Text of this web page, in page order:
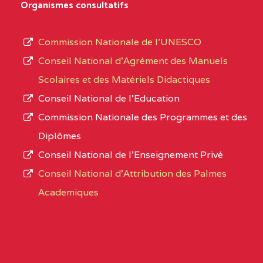
BAPTIST COMPREHENSIVE COLLEGE (
BAMENDA(1)
NORD-
OUEST
BAPTIST
COMPREHENSIVE
BAMENDA
BAPTIST COMPREHENSIVE COLLEGE
type
L’offre
d’éducation
de
Organismes consultatifs
Commission Nationale de l’UNESCO
Conseil National d’Agrément des Manuels
Scolaires et des Matériels Didactiques
Conseil National de l’Education
Commission Nationale des Programmes et des
Diplômes
Conseil National de l’Enseignement Privé
Conseil National d'Attribution des Palmes
Academiques